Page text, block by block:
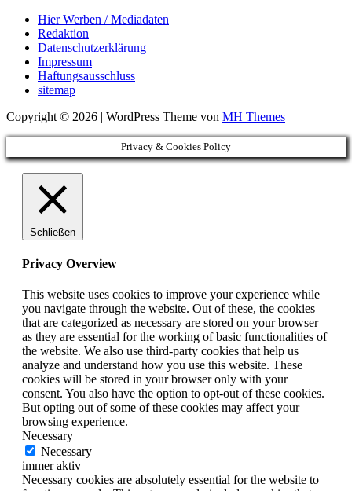
Hier Werben / Mediadaten
Redaktion
Datenschutzerklärung
Impressum
Haftungsausschluss
sitemap
Copyright © 2026 | WordPress Theme von MH Themes
Privacy & Cookies Policy
Schließen
Privacy Overview
This website uses cookies to improve your experience while
you navigate through the website. Out of these, the cookies
that are categorized as necessary are stored on your browser
as they are essential for the working of basic functionalities of
the website. We also use third-party cookies that help us
analyze and understand how you use this website. These
cookies will be stored in your browser only with your
consent. You also have the option to opt-out of these cookies.
But opting out of some of these cookies may affect your
browsing experience.
Necessary
Necessary
immer aktiv
Necessary cookies are absolutely essential for the website to